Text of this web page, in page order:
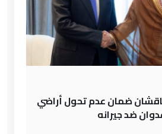
ضمان عدم تحول أراضي
ضد جيرانه